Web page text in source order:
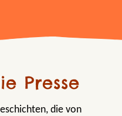
Presse
die von